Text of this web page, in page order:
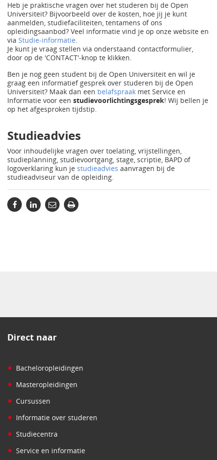
Heb je praktische vragen over het studeren bij de Open
Universiteit? Bijvoorbeeld over de kosten, hoe jij je kunt
aanmelden, studiefaciliteiten, tentamens of ons
opleidingsaanbod? Veel informatie vind je op onze website en
via Studie-informatie.
Je kunt je vraag stellen via onderstaand contactformulier,
door op de 'CONTACT'-knop te klikken.
Ben je nog geen student bij de Open Universiteit en wil je
graag een informatief gesprek over studeren bij de Open
Universiteit? Maak dan een belafspraak met Service en
Informatie voor een studievoorlichtingsgesprek! Wij bellen je
op het afgesproken tijdstip.
Studieadvies
Voor inhoudelijke vragen over toelating, vrijstellingen,
studieplanning, studievoortgang, stage, scriptie, BAPD of
logoverklaring kun je studieadvies aanvragen bij de
studieadviseur van de opleiding.
Direct naar
• Bacheloropleidingen
• Masteropleidingen
• Cursussen
• Informatie over studeren
• Studiecentra
• Service en informatie